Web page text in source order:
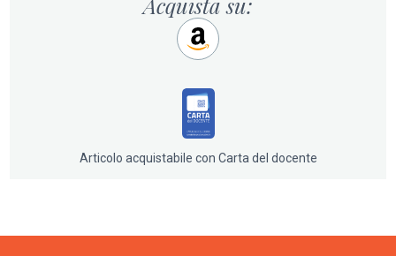
NICOSIA - Per conoscere la follia quotidiana di
PÁFOS - Sulle tracce della dea della bellezza
LIMASSOL - Il porto turistico esibisce i suoi yacht
AGÍA NÁPA E LÁRNAKA - Agía Nápa è il centro
della vita notturna: qui si sta svegli tutta la notte
TRÓODOS - Dove gustare del buon vino nella
frescura dei paesi di montagna
Articolo acquistabile con Carta del docente